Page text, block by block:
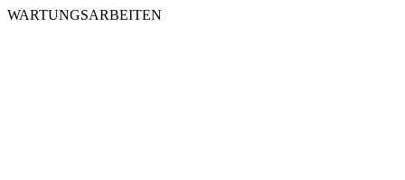
WARTUNGSARBEITEN